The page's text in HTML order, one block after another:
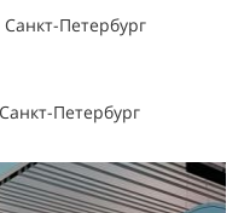
Петербург
Петербург